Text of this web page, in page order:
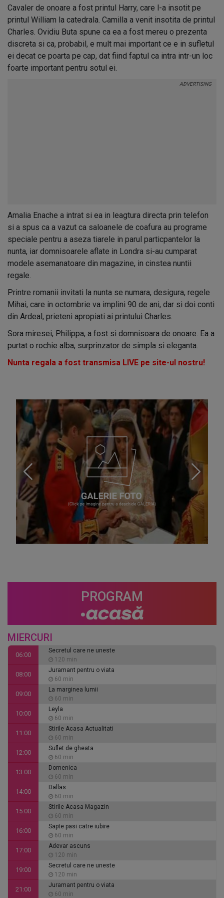
Cavaler de onoare a fost printul Harry, care l-a insotit pe
printul William la catedrala. Camilla a venit insotita de printul
Charles. Ovidiu Buta spune ca ea a fost mereu o prezenta
discreta si ca, probabil, e mult mai important ce e in sufletul
ei decat ce poarta pe cap, dat fiind faptul ca intra intr-un loc
foarte important pentru sotul ei.
Amalia Enache a intrat si ea in leagtura directa prin telefon
si a spus ca a vazut ca saloanele de coafura au programe
speciale pentru a aseza tiarele in parul particpantelor la
nunta, iar domnisoarele aflate in Londra si-au cumparat
modele asemanatoare din magazine, in cinstea nuntii
regale.
Printre romanii invitati la nunta se numara, desigura, regele
Mihai, care in octombrie va implini 90 de ani, dar si doi conti
din Ardeal, prieteni apropiati ai printului Charles.
Sora miresei, Philippa, a fost si domnisoara de onoare. Ea a
purtat o rochie alba, surprinzator de simpla si eleganta.
Nunta regala a fost transmisa LIVE pe site-ul nostru!
PROGRAM
MIERCURI
06:00
Secretul care ne uneste
120 min
08:00
Juramant pentru o viata
60 min
09:00
La marginea lumii
60 min
10:00
Leyla
60 min
11:00
Stirile Acasa Actualitati
60 min
12:00
Suflet de gheata
60 min
13:00
Domenica
60 min
14:00
Dallas
60 min
15:00
Stirile Acasa Magazin
60 min
16:00
Sapte pasi catre iubire
60 min
17:00
Adevar ascuns
120 min
19:00
Secretul care ne uneste
120 min
21:00
Juramant pentru o viata
60 min